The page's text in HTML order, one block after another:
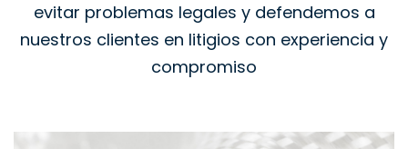
evitar problemas legales y defendemos a
nuestros clientes en litigios con experiencia y
compromiso